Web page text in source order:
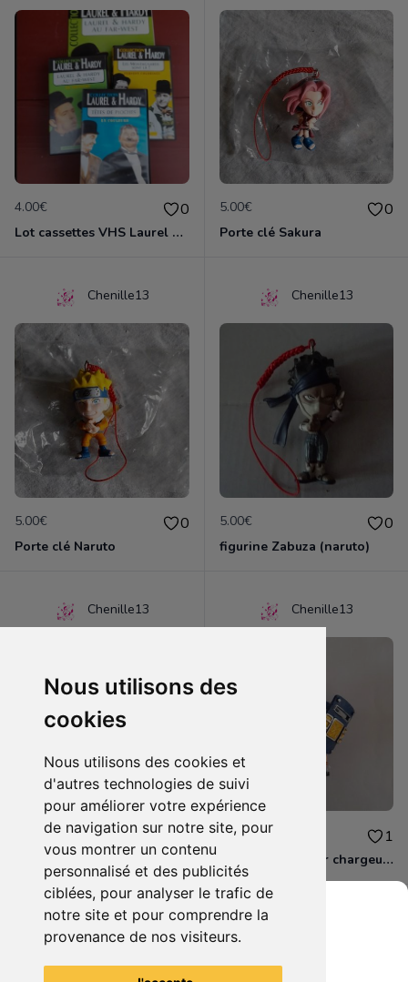
Nous utilisons des
cookies
Nous utilisons des cookies et
d'autres technologies de suivi
pour améliorer votre expérience
de navigation sur notre site, pour
vous montrer un contenu
personnalisé et des publicités
ciblées, pour analyser le trafic de
notre site et pour comprendre la
provenance de nos visiteurs.
4.00€ 0
Lot cassettes VHS Laurel & Hardy
5.00€ 0
Porte clé Sakura
Chenille13
5.00€ 0
Porte clé Naruto
Chenille13
5.00€ 0
figurine Zabuza (naruto)
Chenille13
1.50€ 0
Lot de 2 magnets BAKUGAN
Chenille13
10.00€ 1
Skylanders Super chargeur Higt volt
Grenier du Geek